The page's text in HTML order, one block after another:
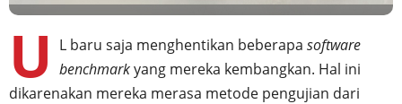
U L baru saja menghentikan beberapa software
benchmarkyang mereka kembangkan. Hal ini
dikarenakan mereka merasa metode pengujian dari